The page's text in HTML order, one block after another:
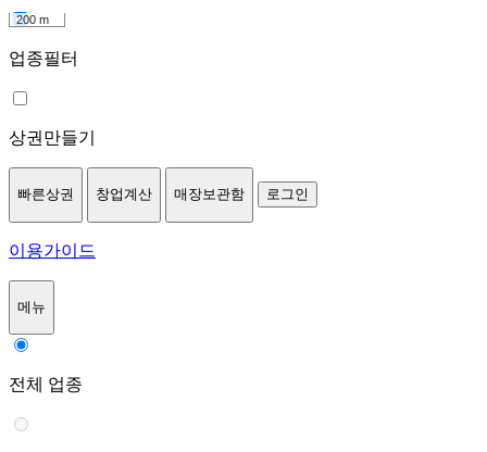
200 m
업종필터
상권만들기
빠른상권 창업계산 매장보관함 로그인
이용가이드
메뉴
전체 업종